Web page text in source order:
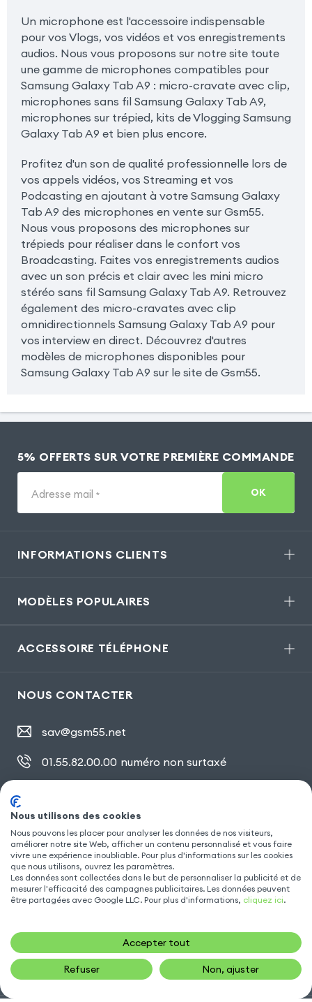
Un microphone est l'accessoire indispensable
pour vos Vlogs, vos vidéos et vos enregistrements
audios. Nous vous proposons sur notre site toute
une gamme de microphones compatibles pour
Samsung Galaxy Tab A9 : micro-cravate avec clip,
microphones sans fil Samsung Galaxy Tab A9,
microphones sur trépied, kits de Vlogging Samsung
Galaxy Tab A9 et bien plus encore.
Profitez d'un son de qualité professionnelle lors de
vos appels vidéos, vos Streaming et vos
Podcasting en ajoutant à votre Samsung Galaxy
Tab A9 des microphones en vente sur Gsm55.
Nous vous proposons des microphones sur
trépieds pour réaliser dans le confort vos
Broadcasting. Faites vos enregistrements audios
avec un son précis et clair avec les mini micro
stéréo sans fil Samsung Galaxy Tab A9. Retrouvez
également des micro-cravates avec clip
omnidirectionnels Samsung Galaxy Tab A9 pour
vos interview en direct. Découvrez d'autres
modèles de microphones disponibles pour
Samsung Galaxy Tab A9 sur le site de Gsm55.
5% OFFERTS SUR VOTRE PREMIÈRE COMMANDE
Adresse mail * OK
INFORMATIONS CLIENTS
MODÈLES POPULAIRES
ACCESSOIRE TÉLÉPHONE
NOUS CONTACTER
sav@gsm55.net
01.55.82.00.00 numéro non surtaxé
SUIVEZ NOUS
Nous utilisons des cookies
Nous pouvons les placer pour analyser les données de nos visiteurs,
améliorer notre site Web, afficher un contenu personnalisé et vous faire
vivre une expérience inoubliable. Pour plus d'informations sur les cookies
que nous utilisons, ouvrez les paramètres.
Les données sont collectées dans le but de personnaliser la publicité et de
mesurer l'efficacité des campagnes publicitaires. Les données peuvent
être partagées avec Google LLC. Pour plus d'informations, cliquez ici.
Accepter tout
Refuser Non, ajuster